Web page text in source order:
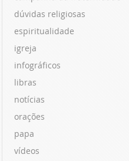
dúvidas religiosas
espiritualidade
igreja
infográficos
libras
notícias
orações
papa
vídeos